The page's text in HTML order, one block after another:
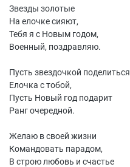
Звезды золотые
На елочке сияют,
Тебя я с Новым годом,
Военный, поздравляю.
Пусть звездочкой поделиться
Елочка с тобой,
Пусть Новый год подарит
Ранг очередной.
Желаю в своей жизни
Командовать парадом,
В строю любовь и счастье